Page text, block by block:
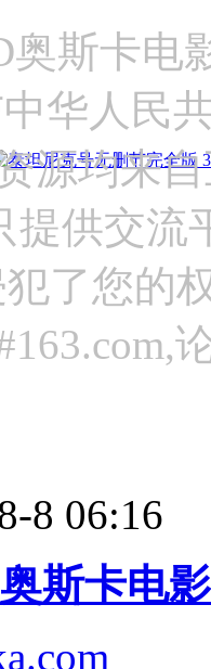
奥斯卡电
华人民
源均来
提供交流
了您的
8 06:16
斯卡电